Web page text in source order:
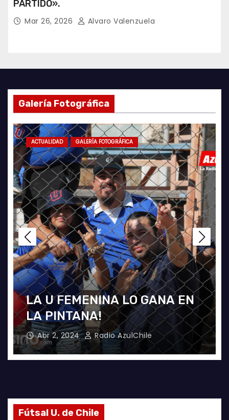
PARTIDO».
Mar 26, 2026 Alvaro Valenzuela
Galería Fotográfica
ACTUALIDAD GALERÍA FOTOGRÁFICA
LA U FEMENINA LO GANA EN
LA PINTANA!
Abr 2, 2024 Radio AzulChile
Fútsal U. de Chile